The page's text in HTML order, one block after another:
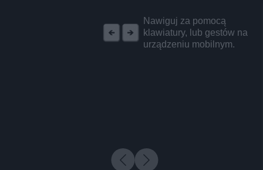
Nawiguj za pomocą
klawiatury, lub gestów na
urządzeniu mobilnym.